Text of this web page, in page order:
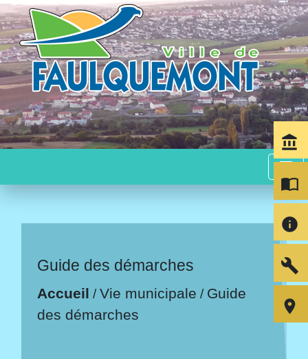
menu
Guide des démarches
Accueil /Vie municipale / Guide
des démarches
account_balance
import_contacts
info
build
room